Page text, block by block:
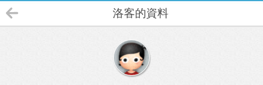
洛客的資料